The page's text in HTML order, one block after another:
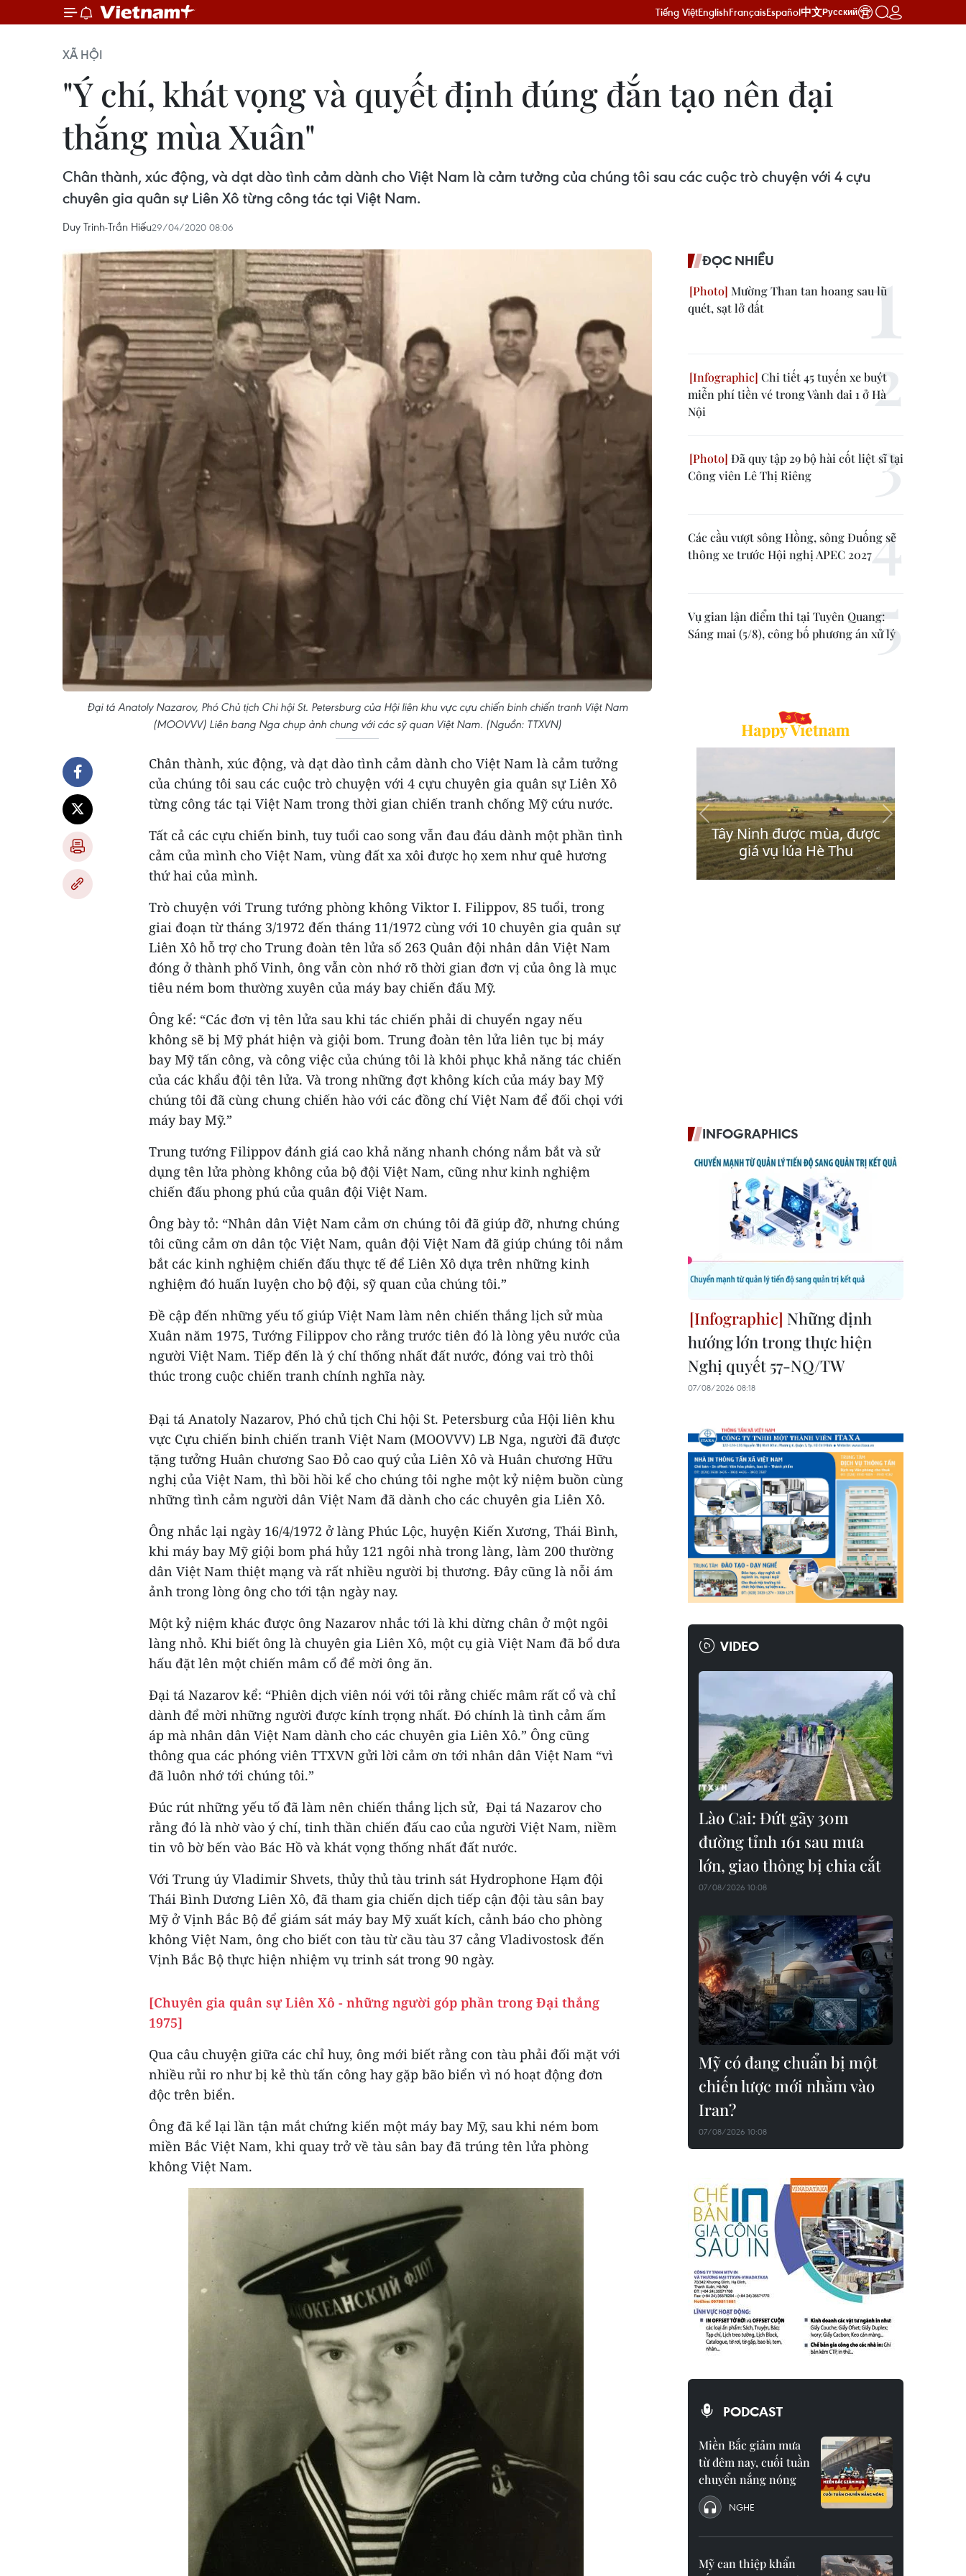
Tiếng ViệtEnglishFrançaisEspañol中文Русский
XÃ HỘI
"Ý chí, khát vọng và quyết định đúng đắn tạo nên đại
thắng mùa Xuân"
Chân thành, xúc động, và dạt dào tình cảm dành cho Việt Nam là cảm tưởng của chúng tôi sau các cuộc trò chuyện với 4 cựu
chuyên gia quân sự Liên Xô từng công tác tại Việt Nam.
Duy Trinh-Trần Hiếu29/04/2020 08:06
Đại tá Anatoly Nazarov, Phó Chủ tịch Chi hội St. Petersburg của Hội liên khu vực cựu chiến binh chiến tranh Việt Nam
(MOOVVV) Liên bang Nga chụp ảnh chung với các sỹ quan Việt Nam. (Nguồn: TTXVN)
Chân thành, xúc động, và dạt dào tình cảm dành cho Việt Nam là cảm tưởng
của chúng tôi sau các cuộc trò chuyện với 4 cựu chuyên gia quân sự Liên Xô
từng công tác tại Việt Nam trong thời gian chiến tranh chống Mỹ cứu nước.
Tất cả các cựu chiến binh, tuy tuổi cao song vẫn đau đáu dành một phần tình
cảm của mình cho Việt Nam, vùng đất xa xôi được họ xem như quê hương
thứ hai của mình.
Trò chuyện với Trung tướng phòng không Viktor I. Filippov, 85 tuổi, trong
giai đoạn từ tháng 3/1972 đến tháng 11/1972 cùng với 10 chuyên gia quân sự
Liên Xô hỗ trợ cho Trung đoàn tên lửa số 263 Quân đội nhân dân Việt Nam
đóng ở thành phố Vinh, ông vẫn còn nhớ rõ thời gian đơn vị của ông là mục
tiêu ném bom thường xuyên của máy bay chiến đấu Mỹ.
Ông kể: “Các đơn vị tên lửa sau khi tác chiến phải di chuyển ngay nếu
không sẽ bị Mỹ phát hiện và giội bom. Trung đoàn tên lửa liên tục bị máy
bay Mỹ tấn công, và công việc của chúng tôi là khôi phục khả năng tác chiến
của các khẩu đội tên lửa. Và trong những đợt không kích của máy bay Mỹ
chúng tôi đã cùng chung chiến hào với các đồng chí Việt Nam để đối chọi với
máy bay Mỹ.”
Trung tướng Filippov đánh giá cao khả năng nhanh chóng nắm bắt và sử
dụng tên lửa phòng không của bộ đội Việt Nam, cũng như kinh nghiệm
chiến đấu phong phú của quân đội Việt Nam.
Ông bày tỏ: “Nhân dân Việt Nam cảm ơn chúng tôi đã giúp đỡ, nhưng chúng
tôi cũng cảm ơn dân tộc Việt Nam, quân đội Việt Nam đã giúp chúng tôi nắm
bắt các kinh nghiệm chiến đấu thực tế để Liên Xô dựa trên những kinh
nghiệm đó huấn luyện cho bộ đội, sỹ quan của chúng tôi.”
Đề cập đến những yếu tố giúp Việt Nam làm nên chiến thắng lịch sử mùa
Xuân năm 1975, Tướng Filippov cho rằng trước tiên đó là lòng yêu nước của
người Việt Nam. Tiếp đến là ý chí thống nhất đất nước, đóng vai trò thôi
thúc trong cuộc chiến tranh chính nghĩa này.
Đại tá Anatoly Nazarov, Phó chủ tịch Chi hội St. Petersburg của Hội liên khu
vực Cựu chiến binh chiến tranh Việt Nam (MOOVVV) LB Nga, người đã được
tặng tưởng Huân chương Sao Đỏ cao quý của Liên Xô và Huân chương Hữu
nghị của Việt Nam, thì bồi hồi kể cho chúng tôi nghe một kỷ niệm buồn cùng
những tình cảm người dân Việt Nam đã dành cho các chuyên gia Liên Xô.
Ông nhắc lại ngày 16/4/1972 ở làng Phúc Lộc, huyện Kiến Xương, Thái Bình,
khi máy bay Mỹ giội bom phá hủy 121 ngôi nhà trong làng, làm 200 thường
dân Việt Nam thiệt mạng và rất nhiều người bị thương. Đây cũng là nỗi ám
ảnh trong lòng ông cho tới tận ngày nay.
Một kỷ niệm khác được ông Nazarov nhắc tới là khi dừng chân ở một ngôi
làng nhỏ. Khi biết ông là chuyên gia Liên Xô, một cụ già Việt Nam đã bổ dưa
hấu đặt lên một chiến mâm cổ để mời ông ăn.
Đại tá Nazarov kể: “Phiên dịch viên nói với tôi rằng chiếc mâm rất cổ và chỉ
dành để mời những người được kính trọng nhất. Đó chính là tình cảm ấm
áp mà nhân dân Việt Nam dành cho các chuyên gia Liên Xô.” Ông cũng
thông qua các phóng viên TTXVN gửi lời cảm ơn tới nhân dân Việt Nam “vì
đã luôn nhớ tới chúng tôi.”
Đúc rút những yếu tố đã làm nên chiến thắng lịch sử, Đại tá Nazarov cho
rằng đó là nhờ vào ý chí, tinh thần chiến đấu cao của người Việt Nam, niềm
tin vô bờ bến vào Bác Hồ và khát vọng thống nhất đất nước.
Với Trung úy Vladimir Shvets, thủy thủ tàu trinh sát Hydrophone Hạm đội
Thái Bình Dương Liên Xô, đã tham gia chiến dịch tiếp cận đội tàu sân bay
Mỹ ở Vịnh Bắc Bộ để giám sát máy bay Mỹ xuất kích, cảnh báo cho phòng
không Việt Nam, ông cho biết con tàu từ cầu tàu 37 cảng Vladivostosk đến
Vịnh Bắc Bộ thực hiện nhiệm vụ trinh sát trong 90 ngày.
[Chuyên gia quân sự Liên Xô - những người góp phần trong Đại thắng
1975]
Qua câu chuyện giữa các chỉ huy, ông mới biết rằng con tàu phải đối mặt với
nhiều rủi ro như bị kẻ thù tấn công hay gặp bão biển vì nó hoạt động đơn
độc trên biển.
Ông đã kể lại lần tận mắt chứng kiến một máy bay Mỹ, sau khi ném bom
miền Bắc Việt Nam, khi quay trở về tàu sân bay đã trúng tên lửa phòng
không Việt Nam.
ĐỌC NHIỀU
Mường Than tan hoang sau lũ
quét, sạt lở đất
Chi tiết 45 tuyến xe buýt
miễn phí tiền vé trong Vành đai 1 ở Hà
Nội
Đã quy tập 29 bộ hài cốt liệt sĩ tại
Công viên Lê Thị Riêng
Các cầu vượt sông Hồng, sông Đuống sẽ
thông xe trước Hội nghị APEC 2027
Vụ gian lận điểm thi tại Tuyên Quang:
Sáng mai (5/8), công bố phương án xử lý
INFOGRAPHICS
Những định
hướng lớn trong thực hiện
Nghị quyết 57-NQ/TW
07/08/2026 08:18
VIDEO
Lào Cai: Đứt gãy 30m
đường tỉnh 161 sau mưa
lớn, giao thông bị chia cắt
07/08/2026 10:08
Mỹ có đang chuẩn bị một
chiến lược mới nhằm vào
Iran?
07/08/2026 10:08
PODCAST
Miền Bắc giảm mưa
từ đêm nay, cuối tuần
chuyển nắng nóng
NGHE
Mỹ can thiệp khẩn